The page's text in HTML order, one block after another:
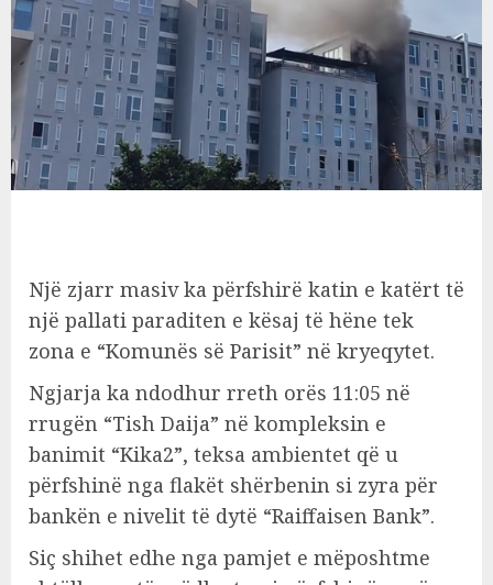
Një zjarr masiv ka përfshirë katin e katërt të
një pallati paraditen e kësaj të hëne tek
zona e “Komunës së Parisit” në kryeqytet.
Ngjarja ka ndodhur rreth orës 11:05 në
rrugën “Tish Daija” në kompleksin e
banimit “Kika2”, teksa ambientet që u
përfshinë nga flakët shërbenin si zyra për
bankën e nivelit të dytë “Raiffaisen Bank”.
Siç shihet edhe nga pamjet e mëposhtme